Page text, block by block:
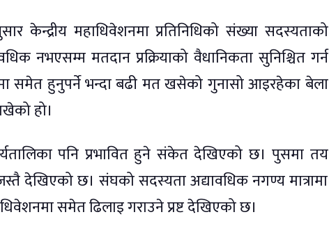
केन्द्रीय महाधिवेशनमा प्रतिनिधिको संख्या सदस्यताको
नभएसम्म मतदान प्रक्रियाको वैधानिकता सुनिश्चित गर्न
समेत हुनुपर्ने भन्दा बढी मत खसेको गुनासो आइरहेका बेला
हो।
पनि प्रभावित हुने संकेत देखिएको छ। पुसमा तय
देखिएको छ। संघको सदस्यता अद्यावधिक नगण्य मात्रामा
समेत ढिलाइ गराउने प्रष्ट देखिएको छ।